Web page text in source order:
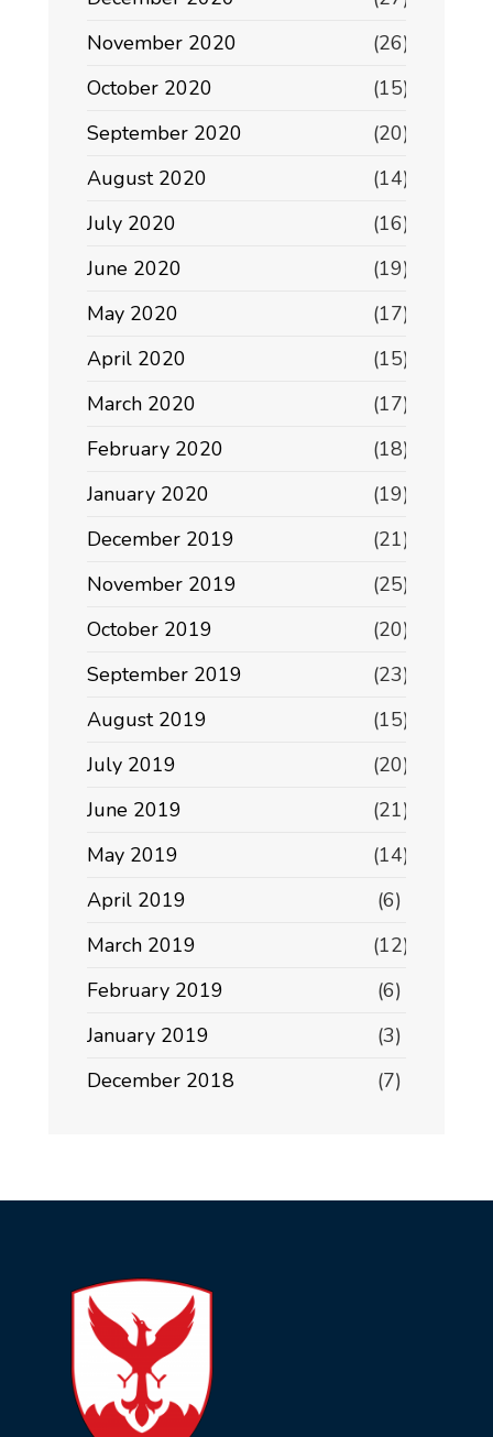
November 2020
(26)
October 2020
(15)
September 2020
(20)
August 2020
(14)
July 2020
(16)
June 2020
(19)
May 2020
(17)
April 2020
(15)
March 2020
(17)
February 2020
(18)
January 2020
(19)
December 2019
(21)
November 2019
(25)
October 2019
(20)
September 2019
(23)
August 2019
(15)
July 2019
(20)
June 2019
(21)
May 2019
(14)
April 2019
(6)
March 2019
(12)
February 2019
(6)
January 2019
(3)
December 2018
(7)